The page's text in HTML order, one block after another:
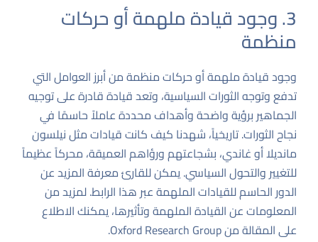
3. وجود قيادة ملهمة أو حركات
منظمة
وجود قيادة ملهمة أو حركات منظمة من أبرز العوامل التي
تدفع وتوجه الثورات السياسية، وتعد قيادة قادرة على توجيه
الجماهير برؤية واضحة وأهداف محددة عاملاً حاسمًا في
نجاح الثورات. تاريخياً، شهدنا كيف كانت قيادات مثل نيلسون
مانديلا أو غاندي، بشجاعتهم ورؤاهم العميقة، محركاً عظيماً
للتغيير والتحول السياسي. يمكن للقارئ معرفة المزيد عن
الدور الحاسم للقيادات الملهمة عبرهذا الرابط. لمزيد من
المعلومات عن القيادة الملهمة وتأثيرها، يمكنك الاطلاع
على المقالة منOxford Research Group
.